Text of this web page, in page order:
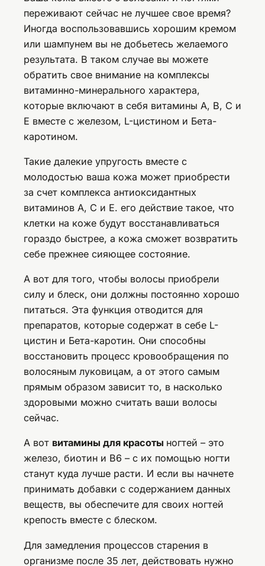
переживают сейчас не лучшее свое время?
Иногда воспользовавшись хорошим кремом
или шампунем вы не добьетесь желаемого
результата. В таком случае вы можете
обратить свое внимание на комплексы
витаминно-минерального характера,
которые включают в себя витамины А, B, С и
Е вместе с железом, L-цистином и Бета-
каротином.
Такие далекие упругость вместе с
молодостью ваша кожа может приобрести
за счет комплекса антиоксидантных
витаминов А, С и Е. его действие такое, что
клетки на коже будут восстанавливаться
гораздо быстрее, а кожа сможет возвратить
себе прежнее сияющее состояние.
А вот для того, чтобы волосы приобрели
силу и блеск, они должны постоянно хорошо
питаться. Эта функция отводится для
препаратов, которые содержат в себе L-
цистин и Бета-каротин. Они способны
восстановить процесс кровообращения по
волосяным луковицам, а от этого самым
прямым образом зависит то, в насколько
здоровыми можно считать ваши волосы
сейчас.
А вот витамины для красоты ногтей – это
железо, биотин и В6 – с их помощью ногти
станут куда лучше расти. И если вы начнете
принимать добавки с содержанием данных
веществ, вы обеспечите для своих ногтей
крепость вместе с блеском.
Для замедления процессов старения в
организме после 35 лет, действовать нужно